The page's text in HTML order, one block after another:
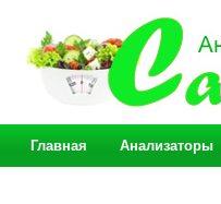
Главная Анализаторы